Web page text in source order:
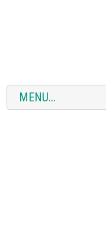
MENU...